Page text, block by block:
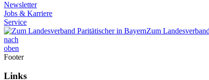
Newsletter
Jobs & Karriere
Service
Zum
nach
oben
Footer
Links